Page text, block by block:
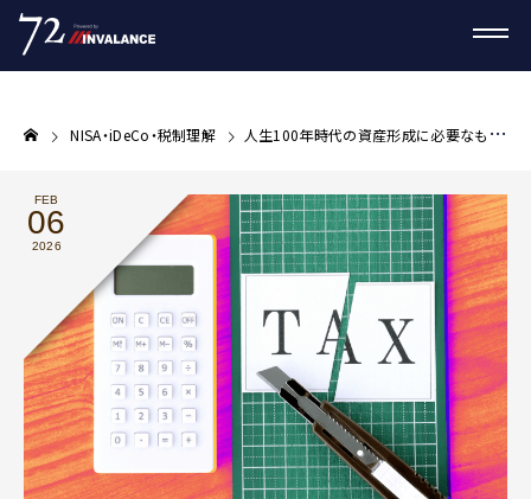
NISA・iDeCo・税制理解 人生100年時代の資産形成に必要なものとは？ 制度改正から考える“知識ではなくリテラシー”という視点
FEB
06
2026